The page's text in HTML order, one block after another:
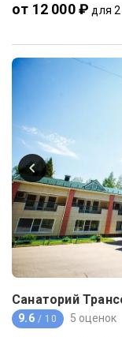
от 12 000 ₽ для 2
Санаторий
9.6 / 10 5 оценок